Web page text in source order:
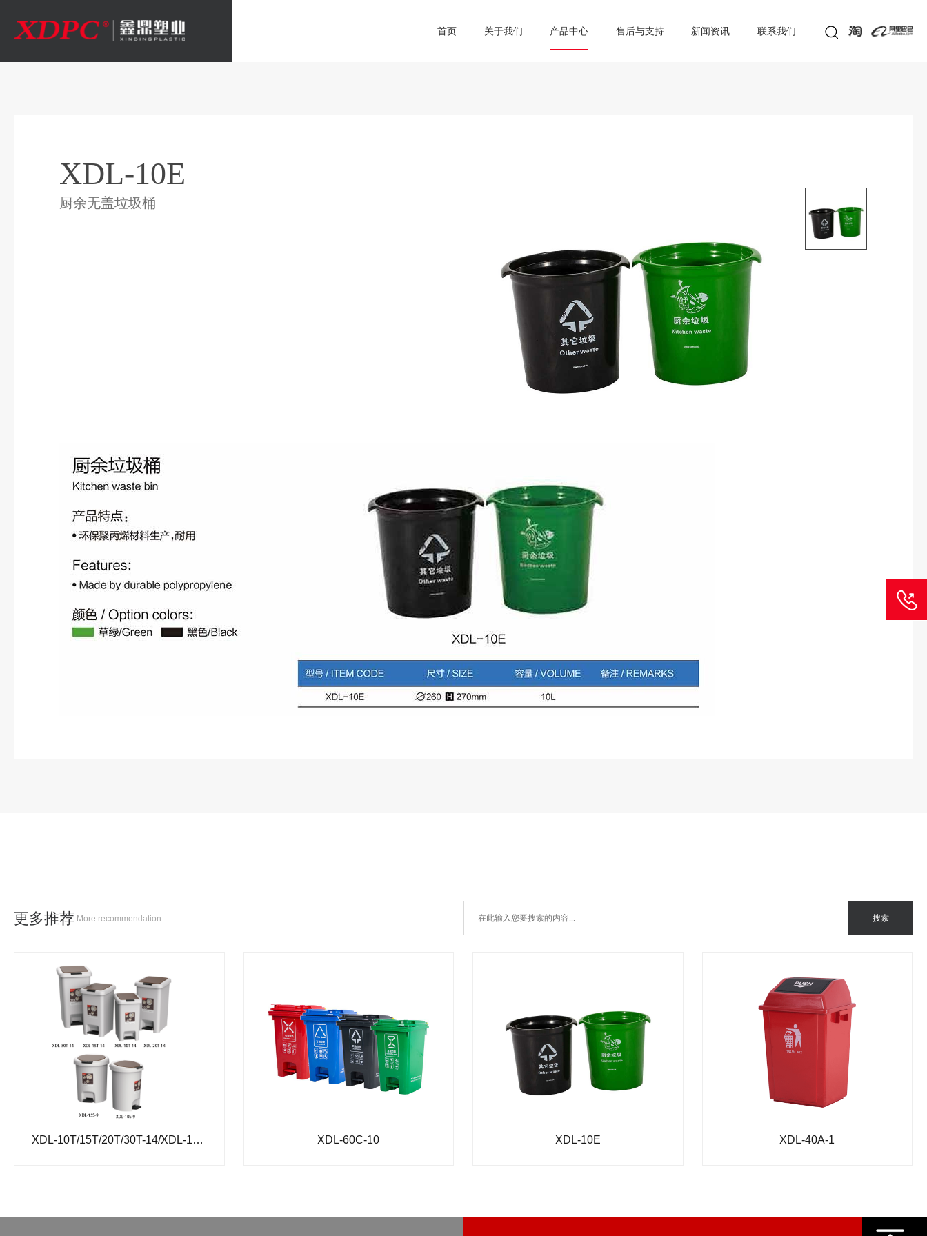
首页 关于我们 产品中心 售后与支持 新闻资讯 联系我们
XDL-10E
厨余无盖垃圾桶
更多推荐 More recommendation
XDL-10T/15T/20T/30T-14/XDL-10S/15S-9 XDL-60C-10 XDL-10E XDL-40A-1